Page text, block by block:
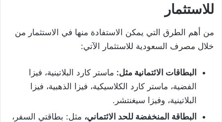
للاستثمار
من أهم الطرق التي يمكن الاستفادة منها في الاستثمار من
خلال مصرف السعودية للاستثمار الآتي:
البطاقات الائتمانية مثل: ماستر كارد البلاتينية، فيزا
الفضية، ماستر كارد الكلاسيكية، فيزا الذهبية، فيزا
البلاتينية، وفيزا سيغنتشر.
البطاقة المنخفضة للحد الائتماني، مثل: بطاقتي السفر،